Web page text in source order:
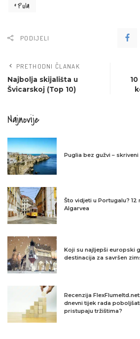
Pula
PODIJELI
PRETHODNI ČLANAK
Najbolja skijališta u
Švicarskoj (Top 10)
Najnovije
Puglia bez gužvi –
Što vidjeti u Portugalu?
Algarvea
Koji su najljepši europski
destinacija za savršen
Recenzija
dnevni tijek rada
pristupaju tržištima?